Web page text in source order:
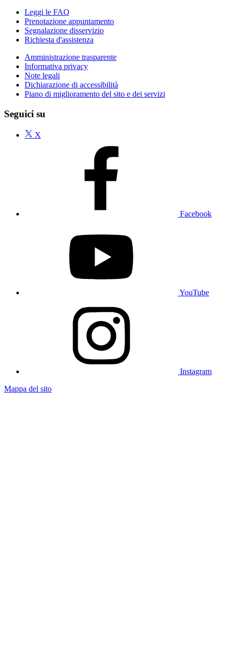
Leggi le FAQ
Prenotazione appuntamento
Segnalazione disservizio
Richiesta d'assistenza
Amministrazione trasparente
Informativa privacy
Note legali
Dichiarazione di accessibilità
Piano di miglioramento del sito e dei servizi
Seguici su
X
Facebook
YouTube
Instagram
Mappa del sito